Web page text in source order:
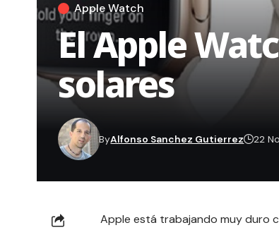
Apple Watch
El Apple
solares
ByAlfonso Sanchez Gutierrez 22
Apple está trabajando muy duro